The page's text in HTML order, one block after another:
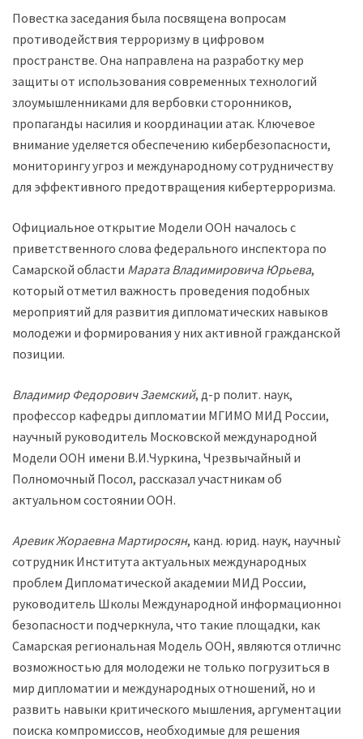
Повестка заседания была посвящена вопросам
противодействия терроризму в цифровом
пространстве. Она направлена на разработку мер
защиты от использования современных технологий
злоумышленниками для вербовки сторонников,
пропаганды насилия и координации атак. Ключевое
внимание уделяется обеспечению кибербезопасности,
мониторингу угроз и международному сотрудничеству
для эффективного предотвращения кибертерроризма.
Официальное открытие Модели ООН началось с
приветственного слова федерального инспектора по
Самарской области Марата Владимировича Юрьева,
который отметил важность проведения подобных
мероприятий для развития дипломатических навыков
молодежи и формирования у них активной гражданской
позиции.
Владимир Федорович Заемский, д-р полит. наук,
профессор кафедры дипломатии МГИМО МИД России,
научный руководитель Московской международной
Модели ООН имени В.И.Чуркина, Чрезвычайный и
Полномочный Посол, рассказал участникам об
актуальном состоянии ООН.
Аревик Жораевна Мартиросян, канд. юрид. наук, научный
сотрудник Института актуальных международных
проблем Дипломатической академии МИД России,
руководитель Школы Международной информационной
безопасности подчеркнула, что такие площадки, как
Самарская региональная Модель ООН, являются отличной
возможностью для молодежи не только погрузиться в
мир дипломатии и международных отношений, но и
развить навыки критического мышления, аргументации и
поиска компромиссов, необходимые для решения